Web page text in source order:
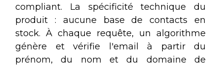
compliant. La spécificité technique du
produit : aucune base de contacts en
stock. À chaque requête, un algorithme
génère et vérifie l'email à partir du
prénom, du nom et du domaine de